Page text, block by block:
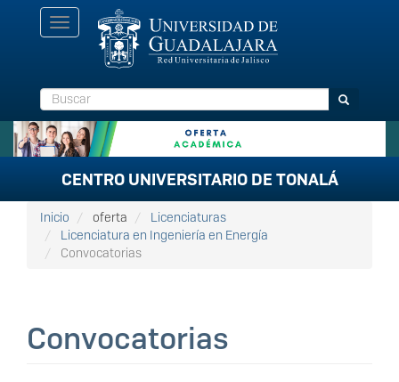
Toggle
navigation
Buscar Buscar
CENTRO UNIVERSITARIO DE TONALÁ
Inicio oferta
Licenciaturas
Licenciatura en Ingeniería en Energía
Convocatorias
Convocatorias